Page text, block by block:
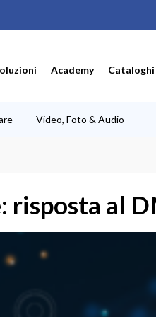
Academy Cataloghi
Video, Foto & Audio
risposta al